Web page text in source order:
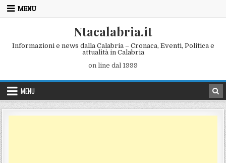
Skip to content
MENU
Ntacalabria.it
Informazioni e news dalla Calabria – Cronaca, Eventi, Politica e
attualità in Calabria
on line dal 1999
MENU